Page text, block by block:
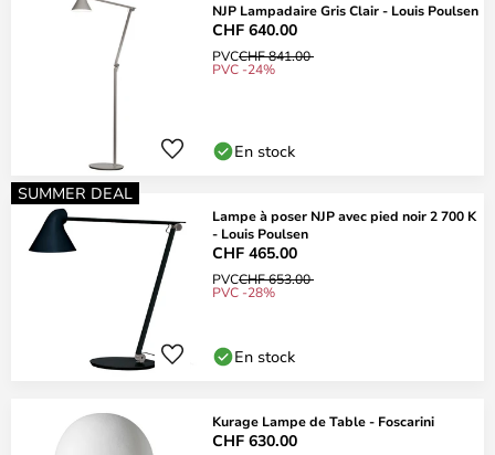
NJP Lampadaire Gris Clair - Louis Poulsen
CHF 640.00
PVCCHF 841.00
PVC -24%
En stock
SUMMER DEAL
Lampe à poser NJP avec pied noir 2 700 K
- Louis Poulsen
CHF 465.00
PVCCHF 653.00
PVC -28%
En stock
Kurage Lampe de Table - Foscarini
CHF 630.00